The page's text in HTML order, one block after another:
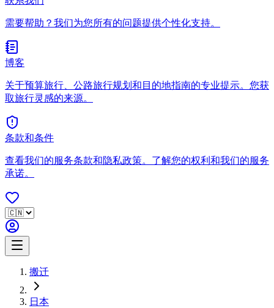
需要帮助？我们为您所有的问题提供个性化支持。
博客
关于预算旅行、公路旅行规划和目的地指南的专业提示。您获
取旅行灵感的来源。
条款和条件
查看我们的服务条款和隐私政策。了解您的权利和我们的服务
承诺。
搬迁
日本